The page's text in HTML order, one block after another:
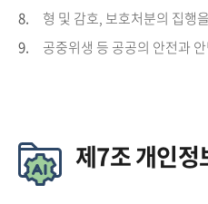
8.
형 및 감호, 보호처분의 집행
9.
공중위생 등 공공의 안전과
제7조 개인정